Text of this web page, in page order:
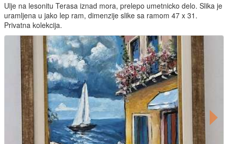
Ulje na lesonitu Terasa iznad mora, prelepo umetnicko delo. Slika je
uramljena u jako lep ram, dimenzije slike sa ramom 47 x 31.
Privatna kolekcija.